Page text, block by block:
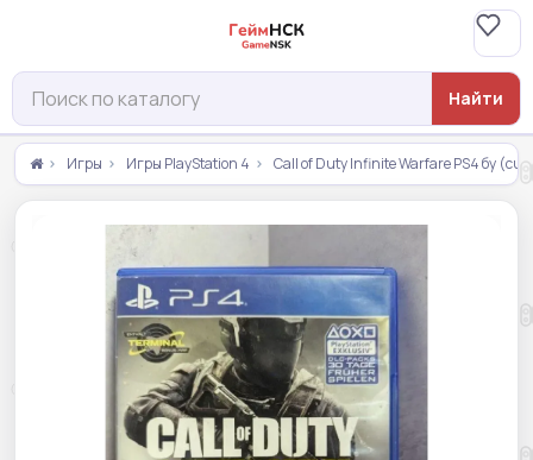
Найти
Игры Игры PlayStation 4 Call of Duty Infinite Warfare PS4 бу